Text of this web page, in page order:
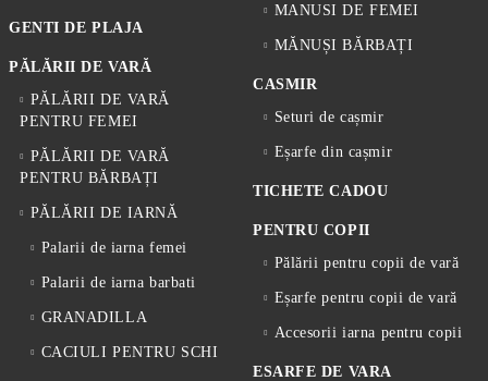
GENTI DE PLAJA
PĂLĂRII DE VARĂ
PĂLĂRII DE VARĂ
PENTRU FEMEI
PĂLĂRII DE VARĂ
PENTRU BĂRBAȚI
PĂLĂRII DE IARNĂ
Palarii de iarna femei
Palarii de iarna barbati
GRANADILLA
CACIULI PENTRU SCHI
MANUSI DE FEMEI
MĂNUȘI BĂRBAȚI
CASMIR
Seturi de cașmir
Eșarfe din cașmir
TICHETE CADOU
PENTRU COPII
Pălării pentru copii de vară
Eșarfe pentru copii de vară
Accesorii iarna pentru copii
ESARFE DE VARA